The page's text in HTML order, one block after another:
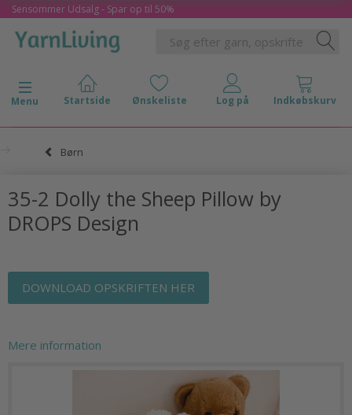
Sensommer Udsalg - Spar op til 50%
Skifte navigation
Menu
Børn
35-2 Dolly the Sheep Pillow by
DROPS Design
DOWNLOAD OPSKRIFTEN HER
Mere information